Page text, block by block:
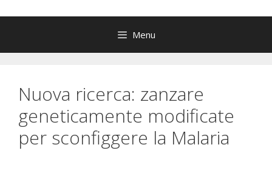
Menu
Nuova ricerca: zanzare
geneticamente modificate
per sconfiggere la Malaria